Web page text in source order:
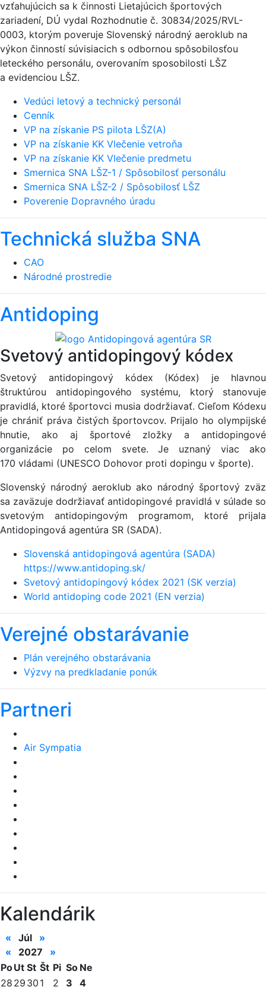
vzťahujúcich sa k činnosti Lietajúcich športových
zariadení, DÚ vydal Rozhodnutie č. 30834/2025/RVL-
0003, ktorým poveruje Slovenský národný aeroklub na
výkon činností súvisiacich s odbornou spôsobilosťou
leteckého personálu, overovaním sposobilosti LŠZ
a evidenciou LŠZ.
Vedúci letový a technický personál
Cenník
VP na získanie PS pilota LŠZ(A)
VP na získanie KK Vlečenie vetroňa
VP na získanie KK Vlečenie predmetu
Smernica SNA LŠZ-1 / Spôsobilosť personálu
Smernica SNA LŠZ-2 / Spôsobilosť LŠZ
Poverenie Dopravného úradu
Technická služba SNA
CAO
Národné prostredie
Antidoping
Svetový antidopingový kódex
Svetový antidopingový kódex (Kódex) je hlavnou
štruktúrou antidopingového systému, ktorý stanovuje
pravidlá, ktoré športovci musia dodržiavať. Cieľom Kódexu
je chrániť práva čistých športovcov. Prijalo ho olympijské
hnutie, ako aj športové zložky a antidopingové
organizácie po celom svete. Je uznaný viac ako
170 vládami (UNESCO Dohovor proti dopingu v športe).
Slovenský národný aeroklub ako národný športový zväz
sa zaväzuje dodržiavať antidopingové pravidlá v súlade so
svetovým antidopingovým programom, ktoré prijala
Antidopingová agentúra SR (SADA).
Slovenská antidopingová agentúra (SADA)
https://www.antidoping.sk/
Svetový antidopingový kódex 2021 (SK verzia)
World antidoping code 2021 (EN verzia)
Verejné obstarávanie
Plán verejného obstarávania
Výzvy na predkladanie ponúk
Partneri
Air Sympatia
Kalendárik
« Júl
»
«
2027
»
PoUt St Št Pi So Ne
28 29 30 1 2 3
4